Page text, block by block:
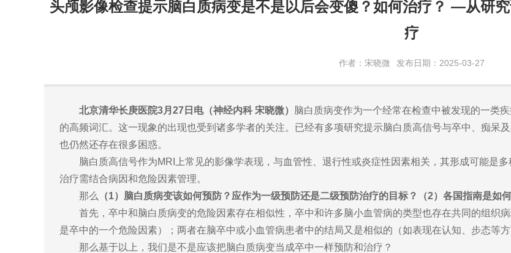
头颅影像检查提示脑白质病变是不是以后会变傻？如何治疗？ —从研
疗
作者：宋晓微 发布日期：2025-03-27
北京清华长庚医院3月27日电（神经内科 宋晓微）
脑白质病变作为一个经常在检查中被发现的一类
的高频词汇。这一现象的出现也受到诸多学者的关注。已经有多项研究提示脑白质高信号与卒中、痴呆
也仍然还存在很多困惑。
脑白质高信号作为MRI上常见的影像学表现，与血管性、退行性或炎症性因素相关，其形成可能是
治疗需结合病因和危险因素管理。
那么
（1）脑白质病变该如何预防？应作为一级预防还是二级预防治疗的目标？（2）各国指南是如
首先，卒中和脑白质病变的危险因素存在相似性，卒中和许多脑小血管病的类型也存在共同的组织
是卒中的一个危险因素）；两者在脑卒中或小血管病患者中的结局又是相似的（如表现在认知、步态等
那么基于以上，我们是不是应该把脑白质病变当成卒中一样预防和治疗？